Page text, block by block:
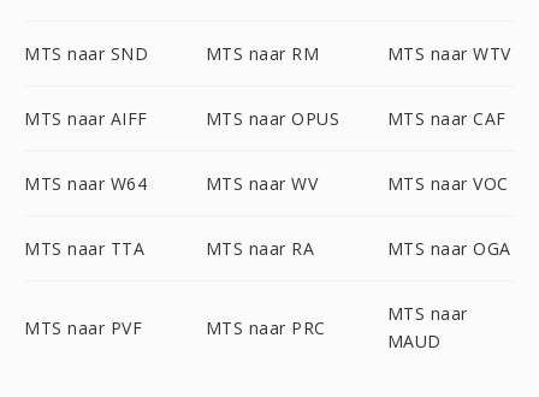
MTS naar SND MTS naar RM MTS naar WTV
MTS naar AIFF MTS naar OPUS MTS naar CAF
MTS naar W64 MTS naar WV MTS naar VOC
MTS naar TTA MTS naar RA MTS naar OGA
MTS naar PVF MTS naar PRC
MTS naar
MAUD